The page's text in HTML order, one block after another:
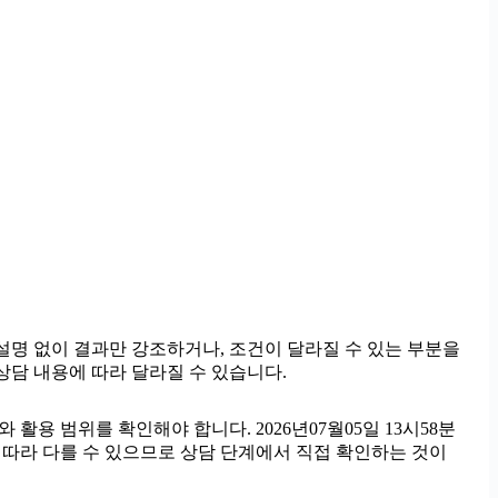
없이 결과만 강조하거나, 조건이 달라질 수 있는 부분을
담 내용에 따라 달라질 수 있습니다.
용 범위를 확인해야 합니다. 2026년07월05일 13시58분
라 다를 수 있으므로 상담 단계에서 직접 확인하는 것이